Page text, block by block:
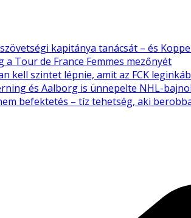
kapitánya tanácsát – és
Tour de France Femmes mezőnyét
kell szintet lépnie, amit az FCK
és Aalborg is ünnepelte NHL-
befektetés – tíz tehetség, aki